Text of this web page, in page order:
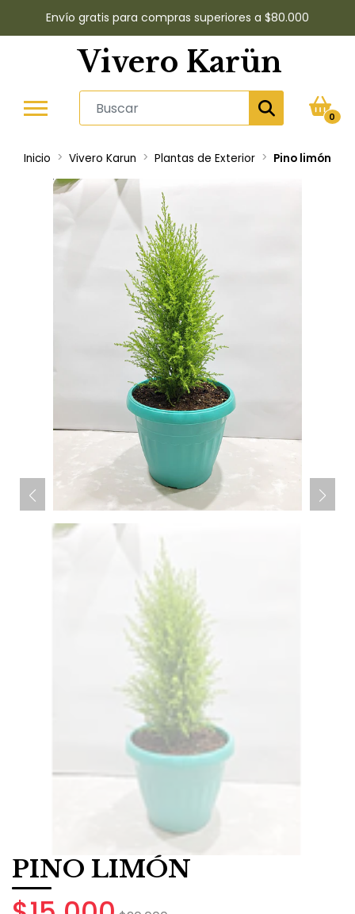
Envío gratis para compras superiores a $80.000
Vivero Karün
0
Inicio Vivero Karun Plantas de Exterior Pino limón
PINO LIMÓN